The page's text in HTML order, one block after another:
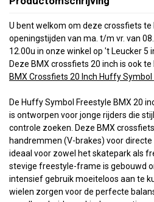
U bent welkom om deze crossfiets te
openingstijden van ma. t/m vr. van
12.00u in onze winkel op 't Leucker 5
Deze BMX crossfiets 20 inch is ook
BMX Crossfiets 20 Inch Huffy
De Huffy Symbol Freestyle BMX 20
is ontworpen voor jonge rijders die
controle zoeken. Deze BMX
handremmen (V-brakes) voor
ideaal voor zowel het skatepark als
stevige freestyle-frame is gebouwd
intensief gebruik moeiteloos aan te
wielen zorgen voor de perfecte